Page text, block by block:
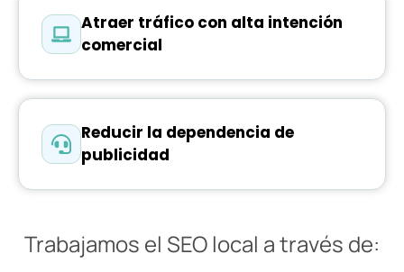
Atraer tráfico con alta intención
comercial
Reducir la dependencia de
publicidad
Trabajamos el SEO local a través de: